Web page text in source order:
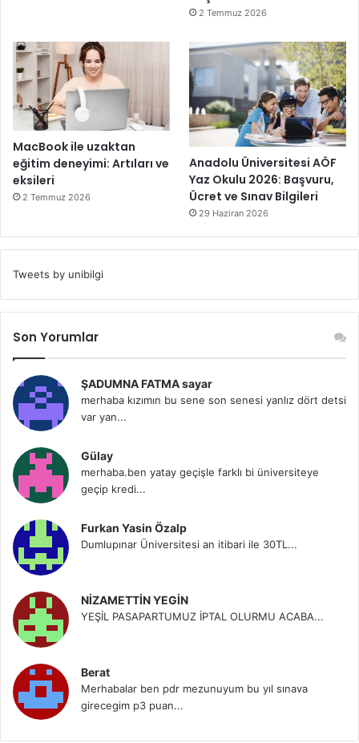
2 Temmuz 2026
MacBook ile uzaktan
eğitim deneyimi: Artıları ve
eksileri
2 Temmuz 2026
Anadolu Üniversitesi AÖF
Yaz Okulu 2026: Başvuru,
Ücret ve Sınav Bilgileri
29 Haziran 2026
Tweets by unibilgi
Son Yorumlar
ŞADUMNA FATMA sayar
merhaba kızımın bu sene son senesi yanlız dört detsi
var yan...
Gülay
merhaba.ben yatay geçişle farklı bi üniversiteye
geçip kredi...
Furkan Yasin Özalp
Dumlupınar Üniversitesi an itibari ile 30TL...
NİZAMETTİN YEGİN
YEŞİL PASAPARTUMUZ İPTAL OLURMU ACABA...
Berat
Merhabalar ben pdr mezunuyum bu yıl sınava
girecegim p3 puan...